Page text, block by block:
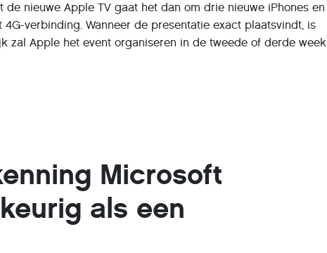
de nieuwe Apple TV gaat het dan om drie nieuwe iPhones en
4G-verbinding. Wanneer de presentatie exact plaatsvindt, is
zal Apple het event organiseren in de tweede of derde week
Microsoft
als een